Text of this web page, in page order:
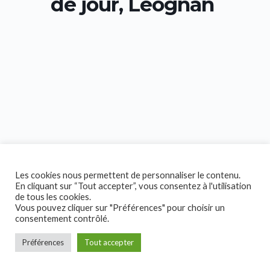
Copyright © 2026 Collectif Handicap!
Les cookies nous permettent de personnaliser le contenu.
En cliquant sur “Tout accepter”, vous consentez à l'utilisation
de tous les cookies.
Vous pouvez cliquer sur "Préférences" pour choisir un
consentement contrôlé.
Préférences Tout accepter